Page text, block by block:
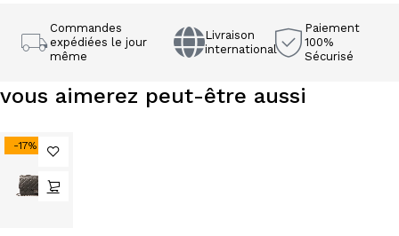
Commandes
expédiées le jour
même
Livraison
international
Paiement
100%
Sécurisé
vous aimerez peut-être aussi
-17%